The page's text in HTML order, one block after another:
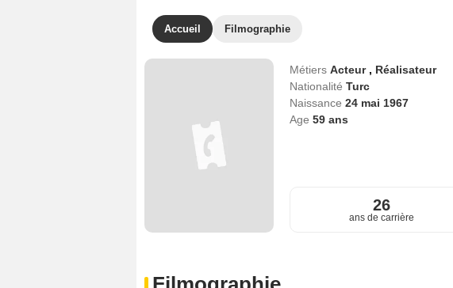
Accueil Filmographie
Métiers Acteur , Réalisateur
Nationalité Turc
Naissance 24 mai 1967
Age 59ans
26
ans de carrière